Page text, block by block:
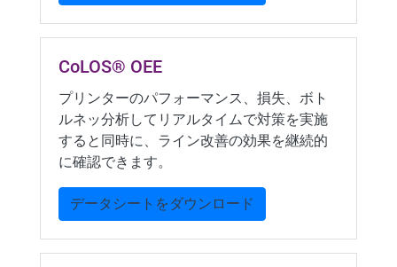
CoLOS® OEE
プリンターのパフォーマンス、損失、ボト
ルネッ分析してリアルタイムで対策を実施
すると同時に、ライン改善の効果を継続的
に確認できます。
データシートをダウンロード